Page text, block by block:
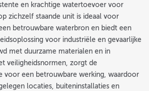
en krachtige watertoevoer voor
zichzelf staande unit is ideaal voor
betrouwbare waterbron en biedt een
voor industriële en gevaarlijke
met duurzame materialen en in
veiligheidsnormen, zorgt de
voor een betrouwbare werking, waardoor
locaties, buiteninstallaties en